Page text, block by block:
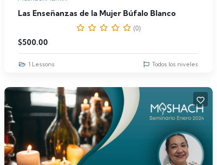
Las Enseñanzas de la Mujer Búfalo Blanco
(0)
$500.00
1 Lessons Todos los niveles